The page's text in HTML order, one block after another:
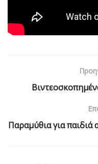
Παραμύθια για